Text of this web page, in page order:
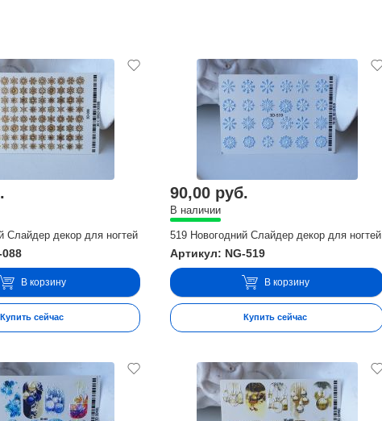
Слайдер декор для ногтей
В корзину
Купить сейчас
90,00 руб.
В наличии
519 Новогодний Слайдер декор для ногтей
Артикул: NG-519
В корзину
Купить сейчас